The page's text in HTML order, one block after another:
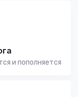
и пополняется